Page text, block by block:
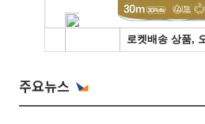
주요뉴스